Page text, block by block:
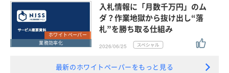
ホワイトペーパー
業務効率化
入札情報に「月数千万円」のム
ダ？作業地獄から抜け出し“落
札”を勝ち取る仕組み
2026/06/25
最新のホワイトペーパーをもっと見る